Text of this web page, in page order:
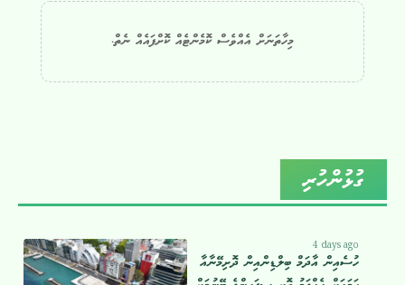
މިހާތަނަށް އެއްވެސް ކޮމެންޓެއް ކޮށްފައެއް ނެތް.
ގުޅުންހުރި
4 days ago
ހުސެއިން އާދަމް ބިލްޑިންއިން ދޮށިމޭނާއާ